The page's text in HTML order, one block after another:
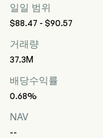
일일 범위
$88.47 - $90.57
거래량
37.3M
배당수익률
0.68%
NAV
--